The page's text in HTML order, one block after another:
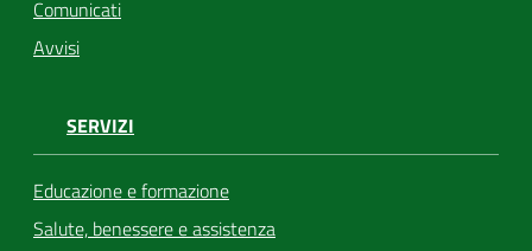
Comunicati
Avvisi
SERVIZI
Educazione e formazione
Salute, benessere e assistenza